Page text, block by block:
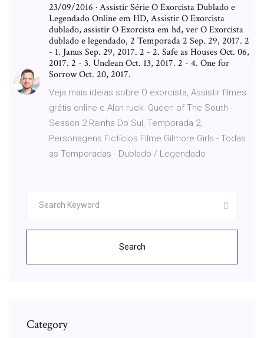
23/09/2016 · Assistir Série O Exorcista Dublado e
Legendado Online em HD, Assistir O Exorcista
dublado, assistir O Exorcista em hd, ver O Exorcista
dublado e legendado, 2 Temporada 2 Sep. 29, 2017. 2
- 1. Janus Sep. 29, 2017. 2 - 2. Safe as Houses Oct. 06,
2017. 2 - 3. Unclean Oct. 13, 2017. 2 - 4. One for
Sorrow Oct. 20, 2017.
Veja mais ideias sobre O exorcista, Assistir filmes
grátis online e Alan ruck. Queen of The South -
Season 2 Rainha Do Sul, Temporada 2,
Personagens Fictícios Filme Gilmore Girls - Todas
as Temporadas - Dublado / Legendado
Search
Category